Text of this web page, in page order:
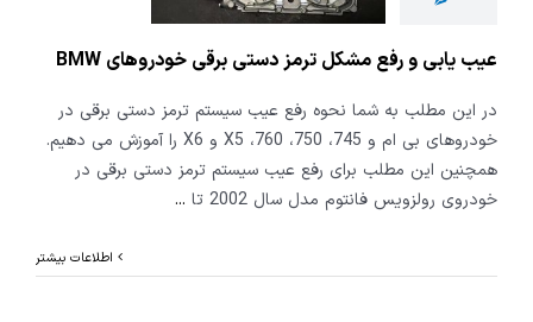
عیب یابی و رفع مشکل ترمز دستی برقی خودروهای BMW
در این مطلب به شما نحوه رفع عیب سیستم ترمز دستی برقی در
خودروهای بی ام و 745، 750، 760، X5 و X6 را آموزش می دهیم.
همچنین این مطلب برای رفع عیب سیستم ترمز دستی برقی در
خودروی رولزویس فانتوم مدل سال 2002 تا
...
اطلاعات بیشتر